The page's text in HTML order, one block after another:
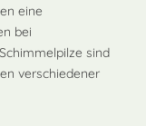
eine
bei
sind
verschiedener